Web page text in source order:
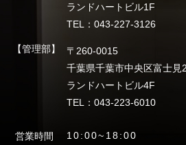
ランドハートビル1F
TEL：043-227-3126
【管理部】
〒260-0015
千葉県千葉市中央区富士見
ランドハートビル4F
TEL：043-223-6010
営業時間
10:00~18:00